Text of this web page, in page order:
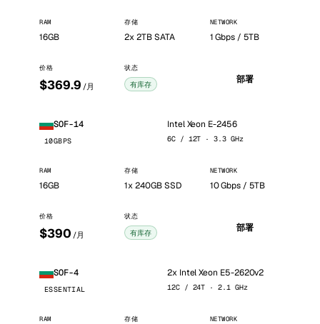
RAM
16GB
存储
2x 2TB SATA
NETWORK
1 Gbps / 5TB
价格
$369.9 /月
状态
有库存 部署
SOF-14
10GBPS
Intel Xeon E-2456
6C / 12T · 3.3 GHz
RAM
16GB
存储
1x 240GB SSD
NETWORK
10 Gbps / 5TB
价格
$390 /月
状态
有库存 部署
SOF-4
ESSENTIAL
2x Intel Xeon E5-2620v2
12C / 24T · 2.1 GHz
RAM 存储 NETWORK